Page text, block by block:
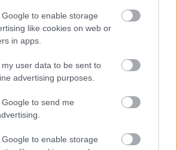
to enable storage
like cookies on web or
in apps.
user data to be sent to
advertising purposes.
to send me
to enable storage
TOVÁBBI AJÁNLATOK
minket a Facebookon is!